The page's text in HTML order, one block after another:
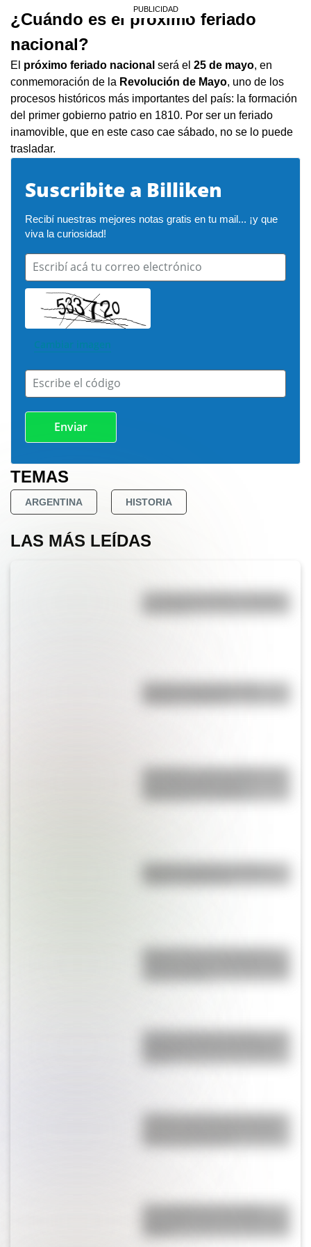
¿Cuándo es el próximo feriado
nacional?
El próximo feriado nacional será el 25 de mayo, en
conmemoración de la Revolución de Mayo, uno de los
procesos históricos más importantes del país: la formación
del primer gobierno patrio en 1810. Por ser un feriado
inamovible, que en este caso cae sábado, no se lo puede
trasladar.
Suscribite a Billiken
Recibí nuestras mejores notas gratis en tu mail... ¡y que
viva la curiosidad!
Escribí acá tu correo electrónico
Cambiar imagen
Escribe el código
TEMAS
ARGENTINA HISTORIA
LAS MÁS LEÍDAS
Bandera de Ecuador para
San Martín y Simón Bolívar: así
Bandera de Bolivia: historia,
Buenos Aires al principio del
Castillo de Rafael Obligado, una
¿Sabías que Argentina tuvo la
alta de Sudamérica?
Una infografía descargable